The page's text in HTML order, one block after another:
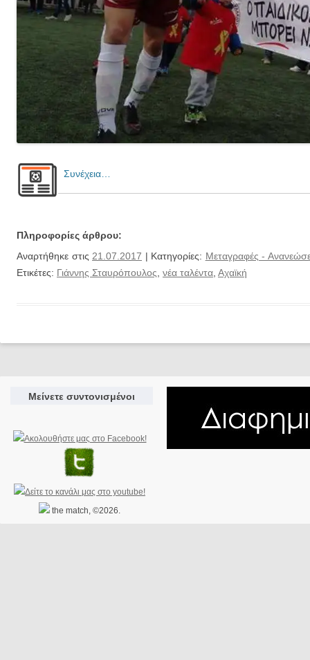
Συνέχεια…
Πληροφορίες άρθρου:
Αναρτήθηκε στις21.07.2017 | Κατηγορίες: Μεταγραφές -
Ετικέτες: Γιάννης Σταυρόπουλος, νέα ταλέντα, Αχαϊκή
Μείνετε συντονισμένοι
the match, ©2026.